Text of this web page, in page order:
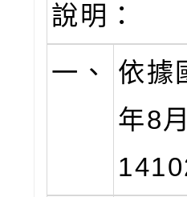
說明：
一、
依據
年8